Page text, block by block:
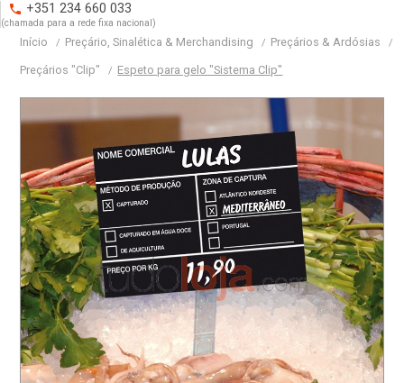
phone +351 234 660 033
(chamada para a rede fixa nacional)
Início Preçário, Sinalética & Merchandising Preçários & Ardósias
Preçários "Clip" Espeto para gelo "Sistema Clip"